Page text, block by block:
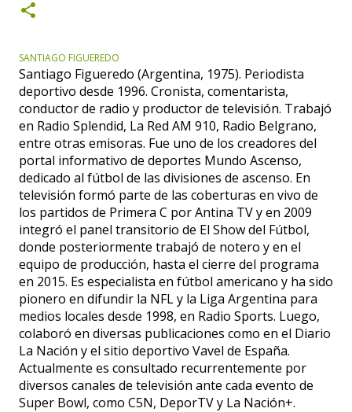
SANTIAGO FIGUEREDO
Santiago Figueredo (Argentina, 1975). Periodista
deportivo desde 1996. Cronista, comentarista,
conductor de radio y productor de televisión. Trabajó
en Radio Splendid, La Red AM 910, Radio Belgrano,
entre otras emisoras. Fue uno de los creadores del
portal informativo de deportes Mundo Ascenso,
dedicado al fútbol de las divisiones de ascenso. En
televisión formó parte de las coberturas en vivo de
los partidos de Primera C por Antina TV y en 2009
integró el panel transitorio de El Show del Fútbol,
donde posteriormente trabajó de notero y en el
equipo de producción, hasta el cierre del programa
en 2015. Es especialista en fútbol americano y ha sido
pionero en difundir la NFL y la Liga Argentina para
medios locales desde 1998, en Radio Sports. Luego,
colaboró en diversas publicaciones como en el Diario
La Nación y el sitio deportivo Vavel de España.
Actualmente es consultado recurrentemente por
diversos canales de televisión ante cada evento de
Super Bowl, como C5N, DeporTV y La Nación+.